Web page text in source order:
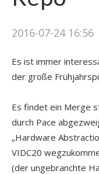
2016-07-24 16:56
Es ist immer
der große
Es findet ein Merge
durch Pace
„Hardware
VIDC20
(der ungebranchte